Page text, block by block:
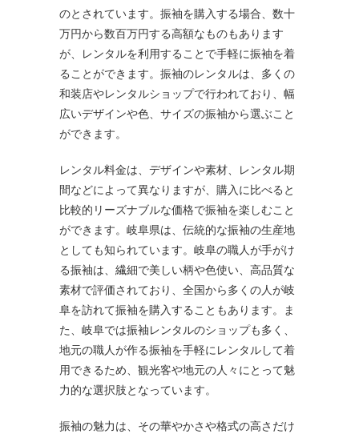
のとされています。振袖を購入する場合、数十
万円から数百万円する高額なものもあります
が、レンタルを利用することで手軽に振袖を着
ることができます。振袖のレンタルは、多くの
和装店やレンタルショップで行われており、幅
広いデザインや色、サイズの振袖から選ぶこと
ができます。
レンタル料金は、デザインや素材、レンタル期
間などによって異なりますが、購入に比べると
比較的リーズナブルな価格で振袖を楽しむこと
ができます。岐阜県は、伝統的な振袖の生産地
としても知られています。岐阜の職人が手がけ
る振袖は、繊細で美しい柄や色使い、高品質な
素材で評価されており、全国から多くの人が岐
阜を訪れて振袖を購入することもあります。ま
た、岐阜では振袖レンタルのショップも多く、
地元の職人が作る振袖を手軽にレンタルして着
用できるため、観光客や地元の人々にとって魅
力的な選択肢となっています。
振袖の魅力は、その華やかさや格式の高さだけ